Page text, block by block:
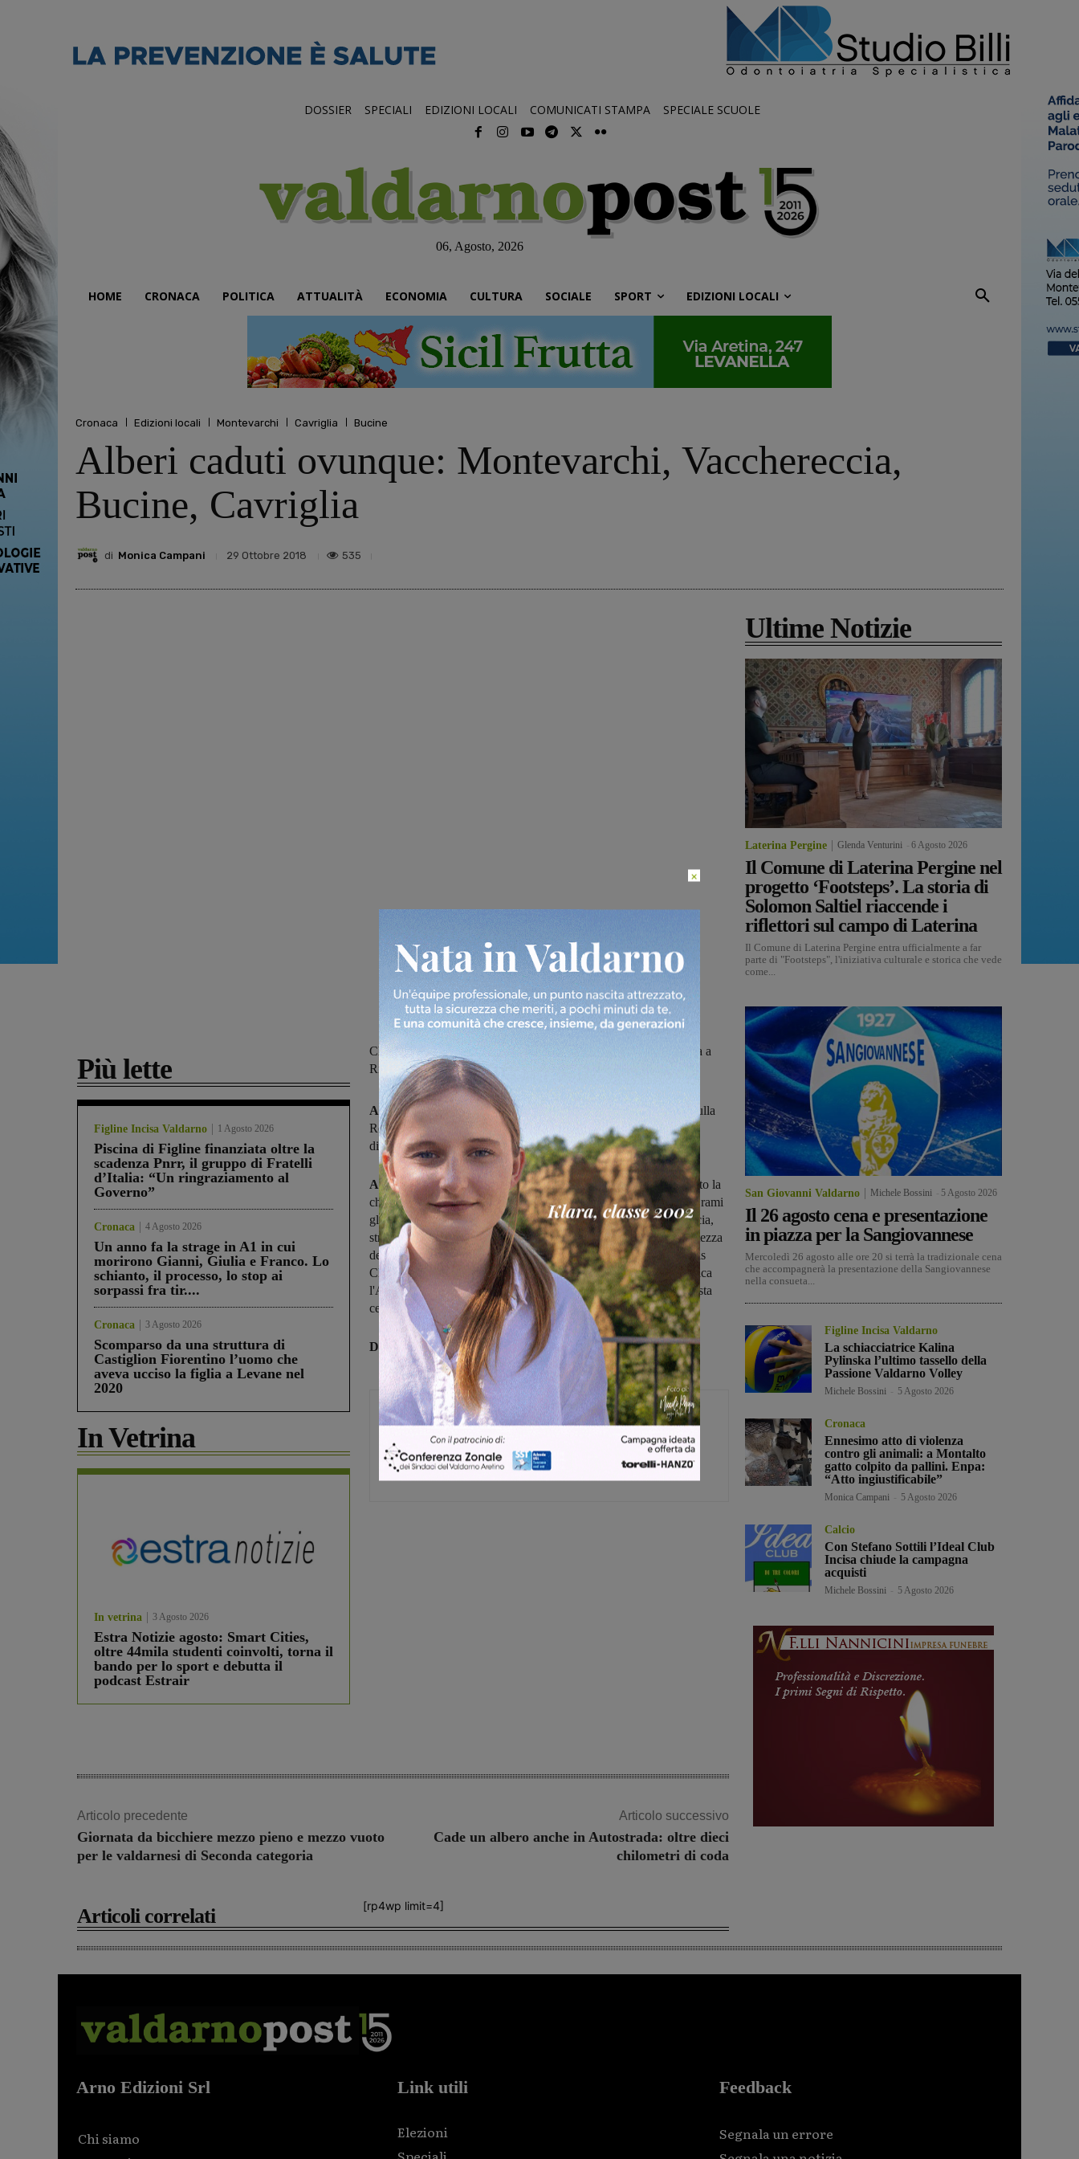
DOSSIER SPECIALI EDIZIONI LOCALI COMUNICATI STAMPA SPECIALE SCUOLE
06, Agosto, 2026
HOME CRONACA POLITICA ATTUALITÀ ECONOMIA CULTURA SOCIALE SPORT EDIZIONI LOCALI
Cronaca Edizioni locali Montevarchi Cavriglia Bucine
Alberi caduti ovunque: Montevarchi, Vacchereccia,
Bucine, Cavriglia
di Monica Campani 29 Ottobre 2018 535
Più lette
Figline Incisa Valdarno 1 Agosto 2026
Piscina di Figline finanziata oltre la
scadenza Pnrr, il gruppo di Fratelli
d’Italia: “Un ringraziamento al
Governo”
Cronaca 4 Agosto 2026
Un anno fa la strage in A1 in cui
morirono Gianni, Giulia e Franco. Lo
schianto, il processo, lo stop ai
sorpassi fra tir....
Cronaca 3 Agosto 2026
Scomparso da una struttura di
Castiglion Fiorentino l’uomo che
aveva ucciso la figlia a Levane nel
2020
In Vetrina
In vetrina 3 Agosto 2026
Estra Notizie agosto: Smart Cities,
oltre 44mila studenti coinvolti, torna il
bando per lo sport e debutta il
podcast Estrair
Chiusa la strada per Vacchereccia. Difficoltà per l’energia elettrica a
Ricasoli
Alberi caduti anche a Montevarchi
, risultano in via Podgora, sulla
Regionale verso San Giovanni, e a Ricasoli, dove ci sono anche
difficoltà nella fornitura di energia elettrica.
A Vacchereccia una pianta caduta sulla carreggiataha richiesto la
chiusura della strada. Problemi a Cavriglia: per caduta di piante o rami
gli addetti del Comune sono intervenuti sulla SP 13 di Vacchereccia,
strada del Parco, strada di Montegonzi, SP 14 delle Miniere all’altezza
del bivio per l’Avio Superficie, San Cipriano nella zona del Tennis
Club Etruria. Per la momentanea interruzione della corrente elettrica
l'Amministrazione comunale è in contatto costante con Enel che sta
cercando di ripristinare la situazione.
Danni e problemi anche a Bucine.
Monica Campani
Direttore
Articolo precedente
Giornata da bicchiere mezzo pieno e mezzo vuoto
per le valdarnesi di Seconda categoria
Articolo successivo
Cade un albero anche in Autostrada: oltre dieci
chilometri di coda
[rp4wp limit=4]
Articoli correlati
Ultime Notizie
Laterina Pergine Glenda Venturini 6 Agosto 2026
Il Comune di Laterina Pergine nel
progetto ‘Footsteps’. La storia di
Solomon Saltiel riaccende i
riflettori sul campo di Laterina
Il Comune di Laterina Pergine entra ufficialmente a far
parte di "Footsteps", l'iniziativa culturale e storica che vede
come...
San Giovanni Valdarno Michele Bossini 5 Agosto 2026
Il 26 agosto cena e presentazione
in piazza per la Sangiovannese
Mercoledì 26 agosto alle ore 20 si terrà la tradizionale cena
che accompagnerà la presentazione della Sangiovannese
nella consueta...
Figline Incisa Valdarno
La schiacciatrice Kalina
Pylinska l’ultimo tassello della
Passione Valdarno Volley
Michele Bossini 5 Agosto 2026
Cronaca
Ennesimo atto di violenza
contro gli animali: a Montalto
gatto colpito da pallini. Enpa:
“Atto ingiustificabile”
Monica Campani 5 Agosto 2026
Calcio
Con Stefano Sottili l’Ideal Club
Incisa chiude la campagna
acquisti
Michele Bossini 5 Agosto 2026
Arno Edizioni Srl
Chi siamo
Link utili
Elezioni
Feedback
Segnala un errore
×